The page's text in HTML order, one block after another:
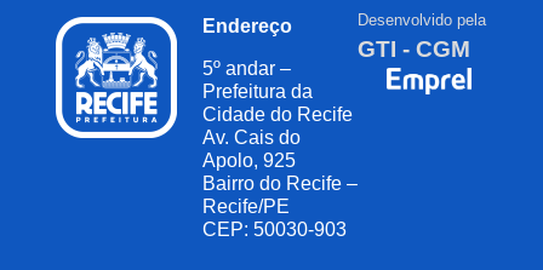
Endereço
5º andar –
Prefeitura da
Cidade do Recife
Av. Cais do
Apolo, 925
Bairro do Recife –
Recife/PE
CEP: 50030-903
Desenvolvido pela
GTI - CGM